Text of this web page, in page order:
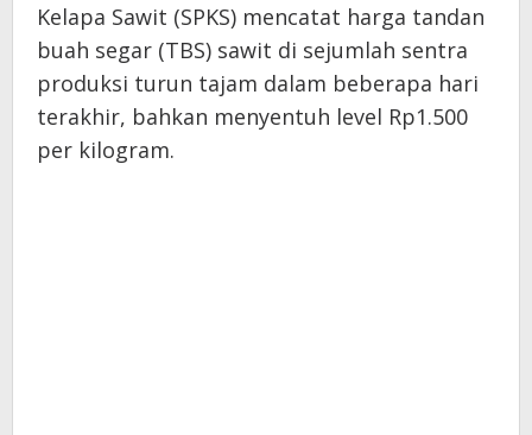
Kelapa Sawit (SPKS) mencatat harga tandan
buah segar (TBS) sawit di sejumlah sentra
produksi turun tajam dalam beberapa hari
terakhir, bahkan menyentuh level Rp1.500
per kilogram.